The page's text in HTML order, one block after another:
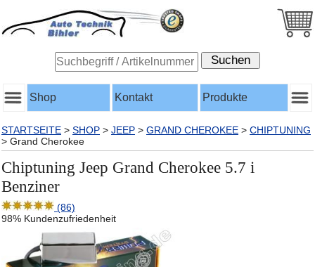
Shop Kontakt Produkte
STARTSEITE > SHOP > JEEP > GRAND CHEROKEE > CHIPTUNING
> Grand Cherokee
Chiptuning Jeep Grand Cherokee 5.7 i
Benziner
(86)
98% Kundenzufriedenheit